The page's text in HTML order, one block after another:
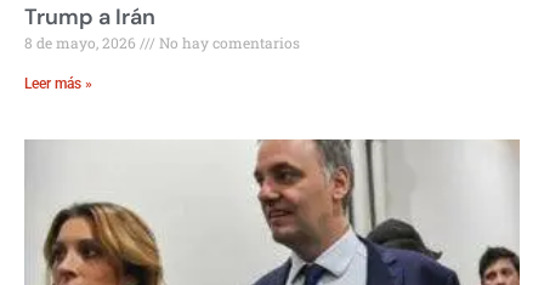
Trump a Irán
8 de mayo, 2026 No hay comentarios
Leer más »